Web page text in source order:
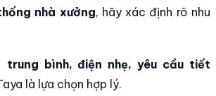
nhà xưởng, hãy xác định rõ nhu
trung bình, điện nhẹ, yêu cầu tiết
là lựa chọn hợp lý.